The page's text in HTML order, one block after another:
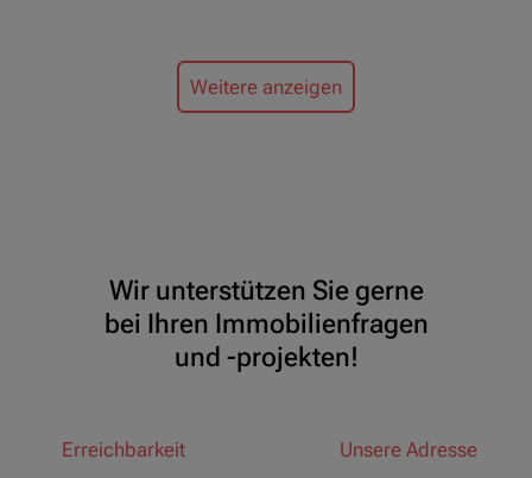
Weitere anzeigen
Wir unterstützen Sie gerne
bei Ihren Immobilienfragen
und -projekten!
Erreichbarkeit Unsere Adresse